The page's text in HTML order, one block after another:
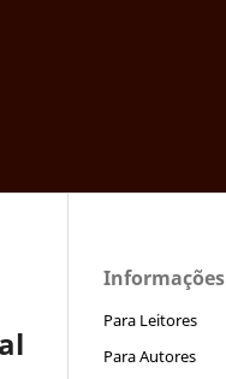
Informações
Para Leitores
Para Autores